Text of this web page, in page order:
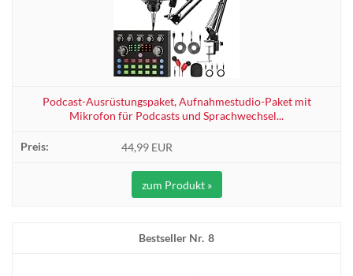
Podcast-Ausrüstungspaket, Aufnahmestudio-Paket mit
Mikrofon für Podcasts und Sprachwechsel...
44,99 EUR
zum Produkt »
8